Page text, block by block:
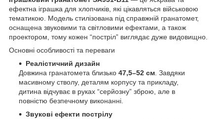
ефектна іграшка для хлопчиків, які цікавляться військовою
тематикою. Модель стилізована під справжній гранатомет,
оснащена звуковими та світловими ефектами, а також
проектором, тому кожен “постріл” виглядає дуже видовищно.
Основні особливості та переваги
Реалістичний дизайн
Довжина гранатомета близько 47,5–52 см. Завдяки
масивному стволу, деталям корпусу та прикладу,
дитина відчуває в руках “серйозну” зброю, але в
повністю безпечному виконанні.
Звукові ефекти пострілу